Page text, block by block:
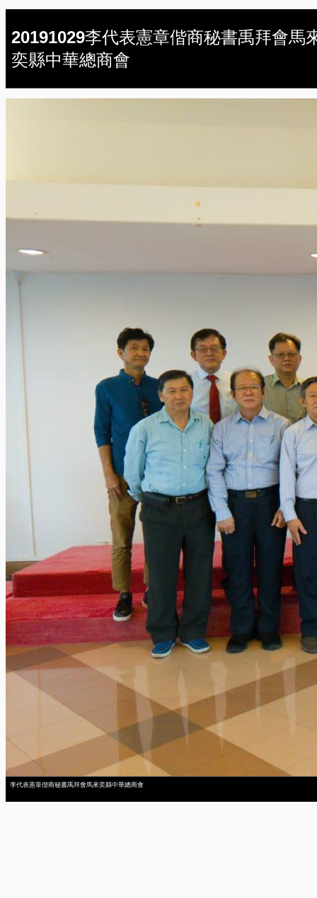
20191029李代表憲章偕商秘書禹拜會馬
奕縣中華總商會
李代表憲章偕商秘書禹拜會馬來奕縣中華總商會